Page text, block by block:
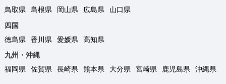
鳥取県
島根県 岡山県 広島県
山口県
四国
徳島県
香川県 愛媛県
高知県
九州・沖縄
福岡県
佐賀県 長崎県 熊本県 大分県 宮崎県 鹿児島県 沖縄県